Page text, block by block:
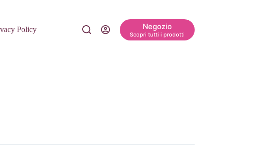
Policy Negozio
Scopri tutti i prodotti